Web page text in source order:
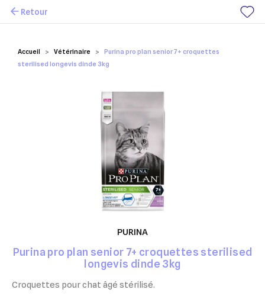
Mes favoris
Accueil Vétérinaire
Purina pro plan senior 7+ croquettes
sterilised longevis dinde 3kg
Retour
PURINA
Purina pro plan senior 7+ croquettes sterilised
longevis dinde 3kg
Croquettes pour chat âgé stérilisé.